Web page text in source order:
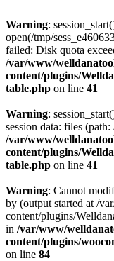
Warning:
open(/tmp/
failed: Disk quota
/var/www/
content/plugins/
table.php on line 41
Warning:
session data: files
/var/www/
content/plugins/
table.php on line 41
Warning: Cannot
by (output started at /
content/plugins/
in /var/www/
content/plugins/
on line 84